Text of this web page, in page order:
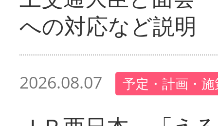
への対応など説明
2026.08.07 予定・計画・